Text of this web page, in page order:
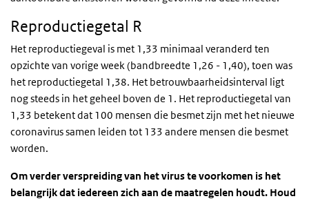
Reproductiegetal R
Het reproductiegeval is met 1,33 minimaal veranderd ten
opzichte van vorige week (bandbreedte 1,26 - 1,40), toen was
het reproductiegetal 1,38. Het betrouwbaarheidsinterval ligt
nog steeds in het geheel boven de 1. Het reproductiegetal van
1,33 betekent dat 100 mensen die besmet zijn met het nieuwe
coronavirus samen leiden tot 133 andere mensen die besmet
worden.
Om verder verspreiding van het virus te voorkomen is het
belangrijk dat iedereen zich aan de maatregelen houdt. Houd